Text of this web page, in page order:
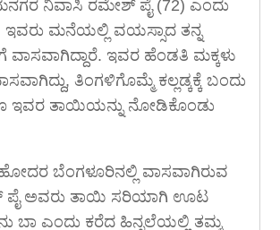
ನಿವಾಸಿ ರಮೇಶ್ ಪೈ (72) ಎಂದು
ಇವರು ಮನೆಯಲ್ಲಿ ವಯಸ್ಸಾದ ತನ್ನ
ಇವರ ಹೆಂಡತಿ ಮಕ್ಕಳು
ತಿಂಗಳಿಗೊಮ್ಮೆ ಕಲ್ಲಡ್ಕಕ್ಕೆ ಬಂದು
ಇವರ ತಾಯಿಯನ್ನು ನೋಡಿಕೊಂಡು
ಬೆಂಗಳೂರಿನಲ್ಲಿ ವಾಸವಾಗಿರುವ
ಅವರು ತಾಯಿ ಸರಿಯಾಗಿ ಊಟ
ಬಾ ಎಂದು ಕರೆದ ಹಿನ್ನಲೆಯಲ್ಲಿ ತಮ್ಮ